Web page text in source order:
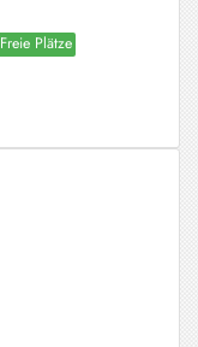
Freie Plätze